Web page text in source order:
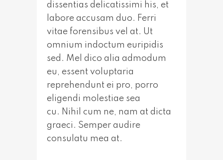
dissentias delicatissimi his, et
labore accusam duo. Ferri
vitae forensibus vel at. Ut
omnium indoctum euripidis
sed. Mel dico alia admodum
eu, essent voluptaria
reprehendunt ei pro, porro
eligendi molestiae sea
cu. Nihil cum ne, nam at dicta
graeci. Semper audire
consulatu mea at.